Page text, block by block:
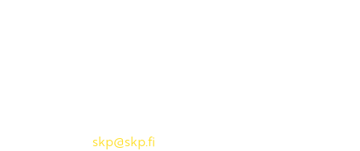
skp@skp.fi